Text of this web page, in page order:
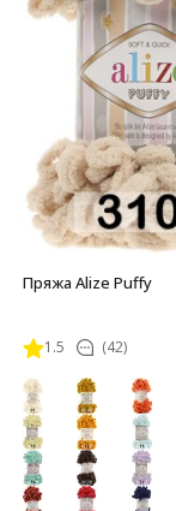
Пряжа Alize Puffy
1.5 (42)